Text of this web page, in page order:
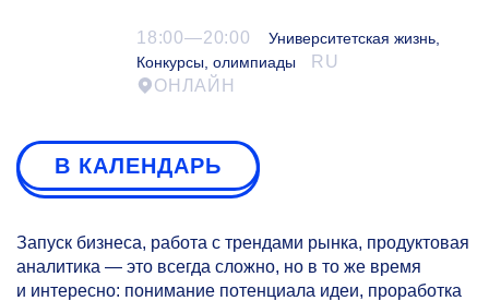
18:00—20:00
Университетская жизнь,
Конкурсы, олимпиады
RU
ОНЛАЙН
В КАЛЕНДАРЬ
Запуск бизнеса, работа с трендами рынка, продуктовая
аналитика — это всегда сложно, но в то же время
и интересно: понимание потенциала идеи, проработка